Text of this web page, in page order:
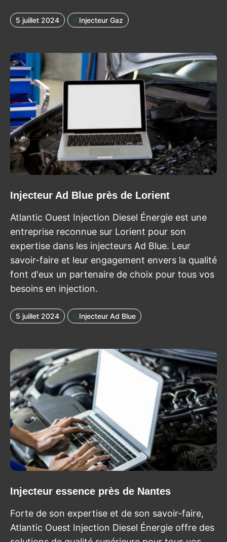
5 juillet 2024 Injecteur Gaz
Injecteur Ad Blue près de Lorient
Atlantic Ouest Injection Diesel Énergie est une
entreprise reconnue sur Lorient pour son
expertise dans les injecteurs Ad Blue. Leur
savoir-faire et leur engagement envers la qualité
font d'eux un partenaire de choix pour tous vos
besoins en injection.
5 juillet 2024 Injecteur Ad Blue
Injecteur essence près de Nantes
Forte de son expertise et de son savoir-faire,
Atlantic Ouest Injection Diesel Énergie offre des